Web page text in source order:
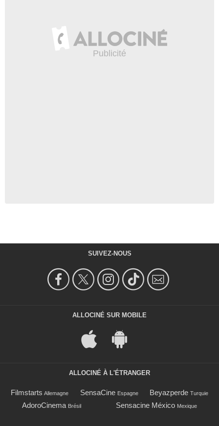
SUIVEZ-NOUS
ALLOCINÉ SUR MOBILE
ALLOCINÉ À L'ÉTRANGER
Filmstarts Allemagne SensaCine Espagne Beyazperde Turquie
AdoroCinema Brésil Sensacine México Mexique